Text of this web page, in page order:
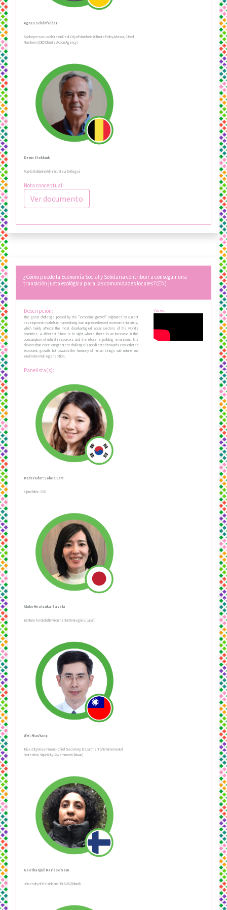
Agnes Schönfelder
Spokeperson Local Green Deal, City of Mannheim(Climate Policy Advisor, City of
Mannheim | CEO Climate Action Agency)
Denis Stokkink
Pour la SolidaritéAdministrateur Délégué
Nota conceptual:
Ver documento
¿Cómo puede la Economía Social y Solidaria contribuir a conseguir una
transición justa ecológica para las comunidades locales?(EN)
Descripción:
The great challenge posed by the "economic growth" originated by current
development models is materializing in an unprecedented environmental crisis,
which mainly affects the most disadvantaged social sectors of the world's
countries. A different future is in sight where there is an increase in the
consumption of natural resources and, therefore, in polluting emissions. It is
clearer than ever: our greatest challenge is not directed towards exacerbated
economic growth, but towards the harmony of human beings with nature and
environmental regeneration.
Panelista(s):
Moderador: Sohee Eom
Kijami Table. CEO
Akiko Hiratsuka-Sasaki
Institute for Global Environmental Strategies (Japan)
Wei-Hsiu Yang
Taipei City Government - Chief Secretary, Department of Environmental
Protection, Taipei City Government (Taiwan)
Geethanjali Mariaselvam
University of Helsinki and HELSUS(Finland)
Video: